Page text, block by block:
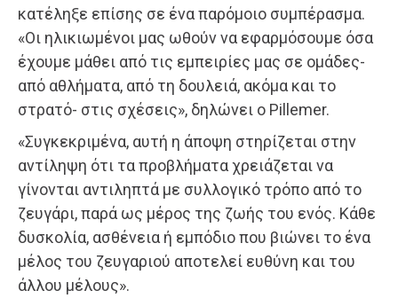
κατέληξε επίσης σε ένα παρόμοιο συμπέρασμα.
«Οι ηλικιωμένοι μας ωθούν να εφαρμόσουμε όσα
έχουμε μάθει από τις εμπειρίες μας σε ομάδες-
από αθλήματα, από τη δουλειά, ακόμα και το
στρατό- στις σχέσεις», δηλώνει ο Pillemer.
«Συγκεκριμένα, αυτή η άποψη στηρίζεται στην
αντίληψη ότι τα προβλήματα χρειάζεται να
γίνονται αντιληπτά με συλλογικό τρόπο από το
ζευγάρι, παρά ως μέρος της ζωής του ενός. Κάθε
δυσκολία, ασθένεια ή εμπόδιο που βιώνει το ένα
μέλος του ζευγαριού αποτελεί ευθύνη και του
άλλου μέλους».